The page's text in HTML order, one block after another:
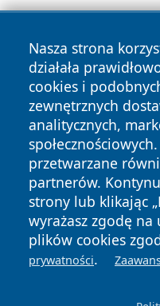
Nasza strona
działała
cookies i
zewnętrznych
analitycznych,
przetwarzane
partnerów.
strony lub klikając
wyrażasz zgodę
plików cookies
prywatności.
Copyright © 2026
News Autorzy